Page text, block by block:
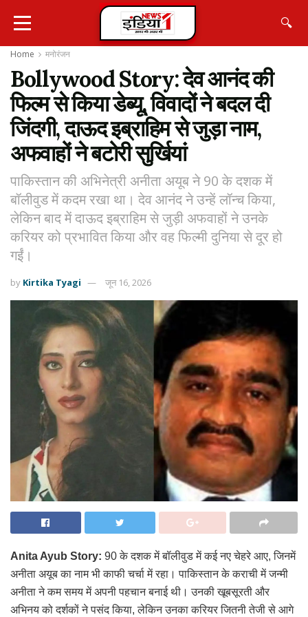
🔍
Home मनोरंजन
Bollywood Story: देव आनंद की
फिल्म से किया डेब्यू, विवादों ने बदल दी
जिंदगी, दाऊद इब्राहिम से जुड़ा नाम,
अफवाहों ने बटोरी सुर्खियां
पाकिस्तान की अभिनेत्री अनीता अयूब ने 90 के दशक में
बॉलीवुड में कदम रखा था। देव आनंद ने उन्हें लॉन्च किया,
लेकिन बाद में दाऊद इब्राहिम से जुड़ी अफवाहों ने उनके
करियर को प्रभावित किया और वह फिल्मी दुनिया से दूर हो
गईं।
by Kirtika Tyagi जून 16, 2026
Anita Ayub Story: 90 के दशक में बॉलीवुड में कई नए चेहरे आए, जिनमें
अनीता अयूब का नाम भी काफी चर्चा में रहा। पाकिस्तान के कराची में जन्मी
अनीता ने कम समय में अपनी पहचान बनाई थी। उनकी खूबसूरती और
अभिनय को दर्शकों ने पसंद किया, लेकिन उनका करियर जितनी तेजी से आगे